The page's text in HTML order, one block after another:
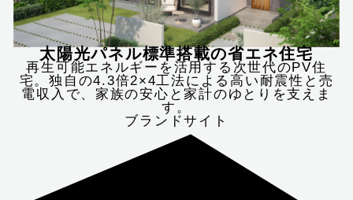
太陽光パネル標準搭載の省エネ住宅
再生可能エネルギーを活用する次世代のPV住
宅。独自の4.3倍2×4工法による高い耐震性と売
電収入で、家族の安心と家計のゆとりを支えま
す。
ブランドサイト